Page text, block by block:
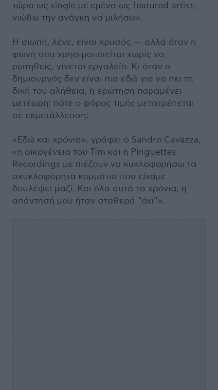
τώρα ως single με εμένα ως featured artist,
νιώθω την ανάγκη να μιλήσω».
Η σιωπή, λένε, είναι χρυσός — αλλά όταν η
φωνή σου χρησιμοποιείται χωρίς να
ρωτηθείς, γίνεται εργαλείο. Κι όταν ο
δημιουργός δεν είναι πια εδώ για να πει τη
δική του αλήθεια, η ερώτηση παραμένει
μετέωρη: πότε ο φόρος τιμής μετατρέπεται
σε εκμετάλλευση;
«Εδώ και χρόνια», γράφει ο Sandro Cavazza,
«η οικογένεια του Tim και η Pinguettes
Recordings με πιέζουν να κυκλοφορήσω τα
ακυκλοφόρητα κομμάτια που είχαμε
δουλέψει μαζί. Και όλα αυτά τα χρόνια, η
απάντησή μου ήταν σταθερά “όχι”».